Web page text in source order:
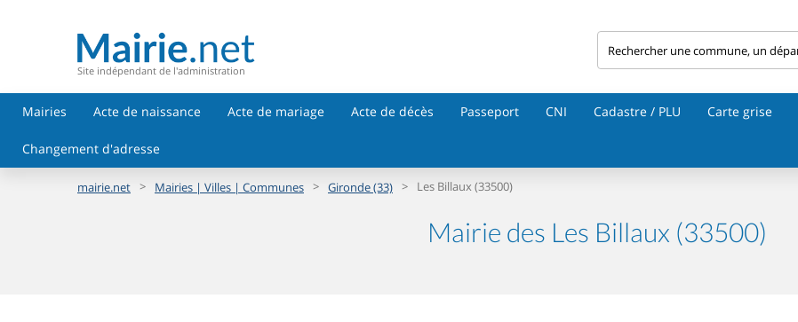
Site indépendant de l'administration
Mairies Acte de naissance Acte de mariage Acte de décès Passeport CNI Cadastre / PLU Carte grise
Changement d'adresse
mairie.net > Mairies | Villes | Communes > Gironde (33) > Les Billaux (33500)
Mairie des Les Billaux (33500)